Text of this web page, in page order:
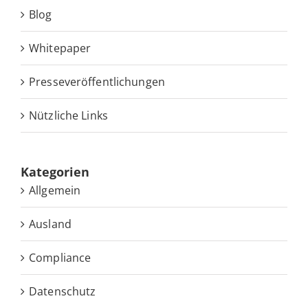
Blog
White­pa­per
Pres­se­ver­öf­fent­li­chun­gen
Nütz­li­che Links
Ka­te­go­rien
Allgemein
Ausland
Compliance
Datenschutz